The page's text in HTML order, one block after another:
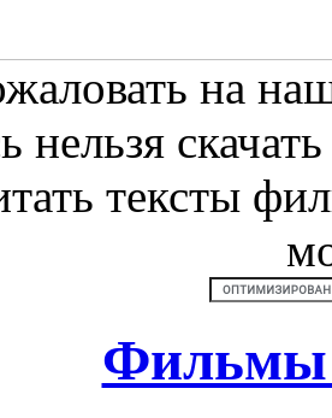
на
нельзя
тексты
Фильмы